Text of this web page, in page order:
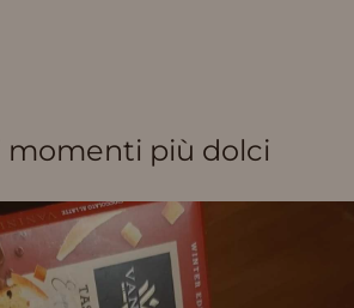
momenti più dolci